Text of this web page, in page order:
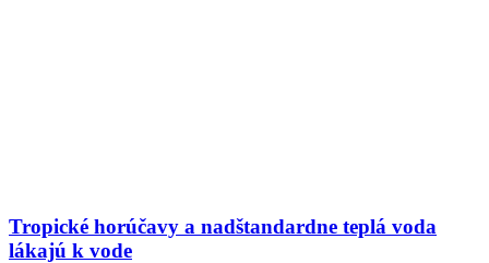
Tropické horúčavy a nadštandardne teplá voda
lákajú k vode